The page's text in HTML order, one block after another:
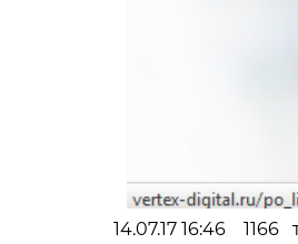
14.07.17 16:46